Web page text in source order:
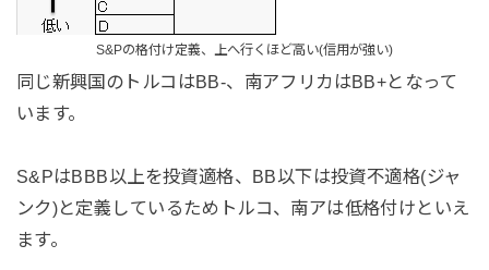
S&Pの格付け定義、上へ行くほど高い(信用が強い)
同じ新興国のトルコはBB-、南アフリカはBB+となって
います。
S&PはBBB以上を投資適格、BB以下は投資不適格(ジャ
ンク)と定義しているためトルコ、南アは低格付けといえ
ます。